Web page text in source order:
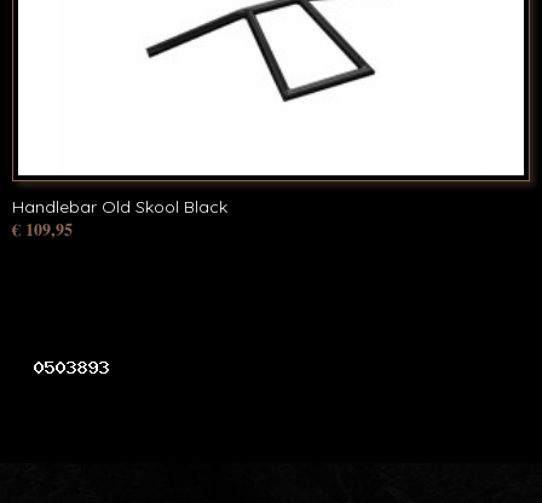
Handlebar Old Skool Black
€ 109,95